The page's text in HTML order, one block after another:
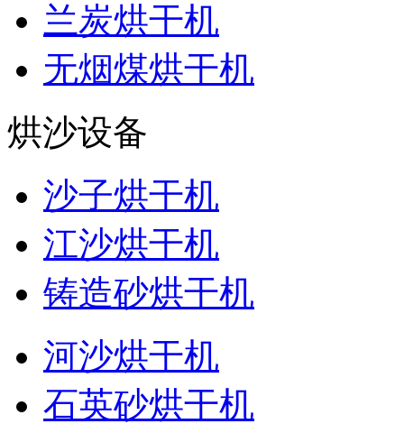
兰炭烘干机
无烟煤烘干机
烘沙设备
沙子烘干机
江沙烘干机
铸造砂烘干机
河沙烘干机
石英砂烘干机